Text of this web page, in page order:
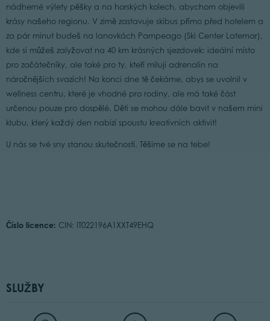
nádherné výlety pěšky a na horských kolech, abychom objevili
krásy našeho regionu. V zimě zastavuje skibus přímo před hotelem a
za pár minut budeš na lanovkách Pampeago (Ski Center Latemar),
kde si můžeš zalyžovat na 40 km krásných sjezdovek: ideální místo
pro začátečníky, ale také pro ty, kteří milují adrenalin na
náročnějších svazích! Na konci dne tě čekáme, abys se uvolnil v
wellness centru, které je vhodné pro rodiny, ale má také část
určenou pouze pro dospělé. Děti se mohou dále bavit v našem mini
klubu, který každý den nabízí spoustu kreativních aktivit!
U nás se tvé sny stanou skutečností. Těšíme se na tebe!
Číslo licence: CIN: IT022196A1XXT49EHQ
SLUŽBY